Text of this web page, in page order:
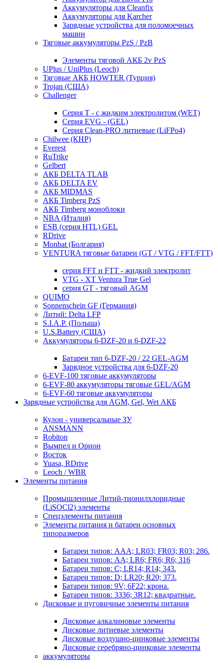
Аккумуляторы для Cleanfix
Аккумуляторы для Karcher
Зарядные устройства для поломоечных
машин
Тяговые аккумуляторы PzS / PzB
Элементы тяговой АКБ 2v PzS
UPlus / UniPlus (Leoch)
Тяговые АКБ HOWTER (Турция)
Trojan (США)
Challenger
Серия T - с жидким электролитом (WET)
Серия EVG - (GEL)
Серия Clean-PRO литиевые (LiFPo4)
Chilwee (КНР)
Everest
RuTrike
Gelbert
АКБ DELTA TLAB
АКБ DELTA EV
АКБ MIDMAS
АКБ Timberg PzS
АКБ Timberg моноблоки
NBA (Италия)
ESB (серия HTL) GEL
RDrive
Monbat (Болгария)
VENTURA тяговые батареи (GT / VTG / FFT/FTT)
серия FFT и FTT - жидкий электролит
VTG - XT Ventura True Gel
серия GT - тяговый AGM
QUIMO
Sonnenschein GF (Германия)
Литий: Delta LFP
S.I.A.P. (Польша)
U.S.Battery (США)
Аккумуляторы 6-DZF-20 и 6-DZF-22
Батареи тип 6-DZF-20 / 22 GEL-AGM
Зарядное устройства для 6-DZF-20
6-EVF-100 тяговые аккумуляторы
6-EVF-80 аккумуляторы тяговые GEL/AGM
6-EVF-60 тяговые аккумуляторы
Зарядные устройства для AGM, Gel, Wet АКБ
Кулон - универсальные ЗУ
ANSMANN
Robiton
Вымпел и Орион
Восток
Yuasa, RDrive
Leoch / WBR
Элементы питания
Промышленные Литий-тионилхлоридные
(LiSOCl2) элементы
Спецэлементы питания
Элементы питания и батареи основных
типоразмеров
Батареи типов: AAA; LR03; FR03; R03; 286.
Батареи типов: AA; LR6; FR6; R6; 316
Батареи типов: C; LR14; R14; 343.
Батареи типов: D; LR20; R20; 373.
Батареи типов: 9V; 6F22; крона.
Батареи типов: 3336; 3R12; квадратные.
Дисковые и пуговичные элементы питания
Дисковые алкалиновые элементы
Дисковые литиевые элементы
Дисковые воздушно-цинковые элементы
Дисковые серебряно-цинковые элементы
аккумуляторы